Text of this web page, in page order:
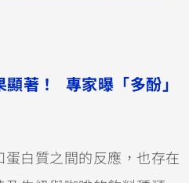
著！ 專家曝「多酚」
蛋白質之間的反應，也存在